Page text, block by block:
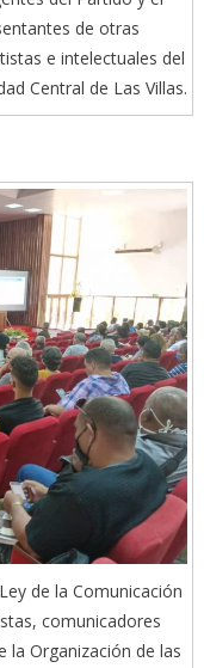
de otras
e intelectuales del
Central de Las Villas.
de la Comunicación
comunicadores
la Organización de las